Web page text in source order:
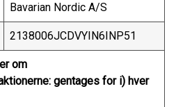
Bavarian Nordic A/S
2138006JCDVYIN6INP51
om
gentages for i) hver